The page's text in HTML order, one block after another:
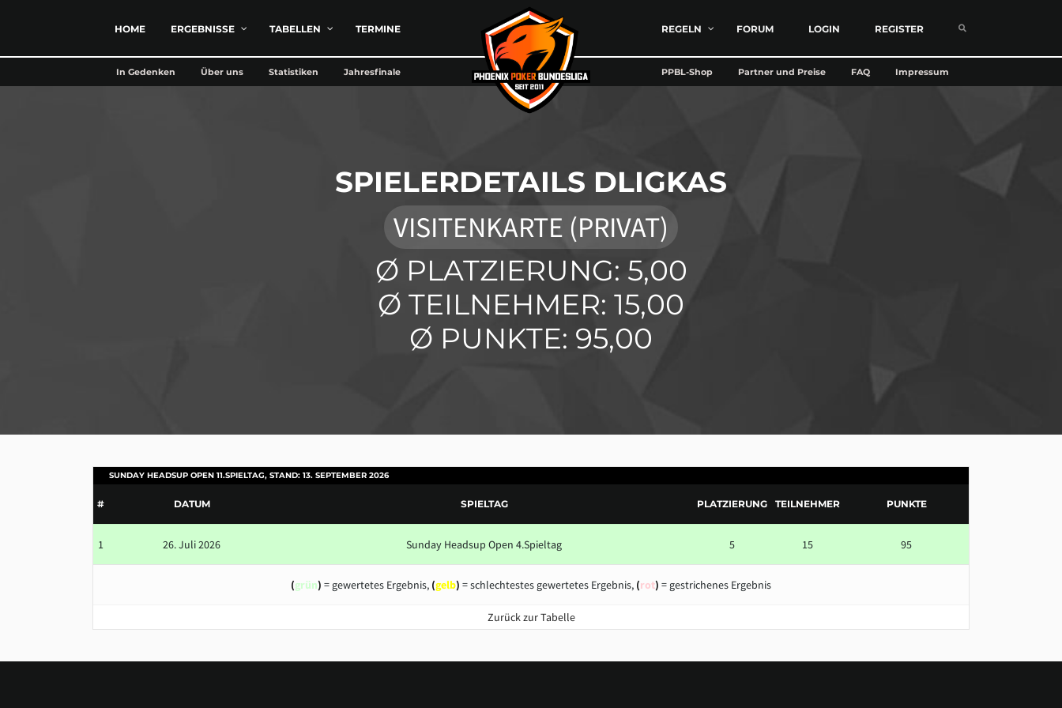
HOME ERGEBNISSE TABELLEN TERMINE REGELN FORUM LOGIN REGISTER
In Gedenken Über uns Statistiken Jahresfinale PPBL-Shop Partner und Preise FAQ Impressum
SPIELERDETAILS DLIGKAS
VISITENKARTE (PRIVAT)
Ø PLATZIERUNG: 5,00
Ø TEILNEHMER: 15,00
Ø PUNKTE: 95,00
SUNDAY HEADSUP OPEN 11.SPIELTAG, STAND: 13. SEPTEMBER 2026
# DATUM SPIELTAG PLATZIERUNG TEILNEHMER PUNKTE
1 26. Juli 2026 Sunday Headsup Open 4.Spieltag 5 15 95
(grün) = gewertetes Ergebnis, (gelb) = schlechtestes gewertetes Ergebnis, (rot) = gestrichenes Ergebnis
Zurück zur Tabelle